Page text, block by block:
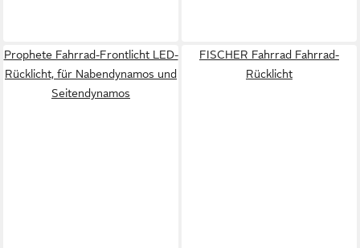
Prophete Fahrrad-Frontlicht LED-
Rücklicht, für Nabendynamos und
Seitendynamos
FISCHER Fahrrad Fahrrad-
Rücklicht